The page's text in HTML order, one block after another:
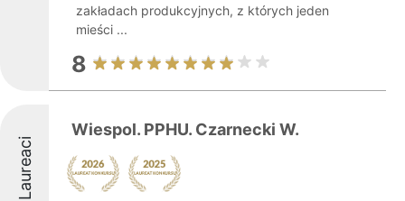
zakładach produkcyjnych, z których jeden
mieści ...
8
Laureaci
Wiespol. PPHU. Czarnecki W.